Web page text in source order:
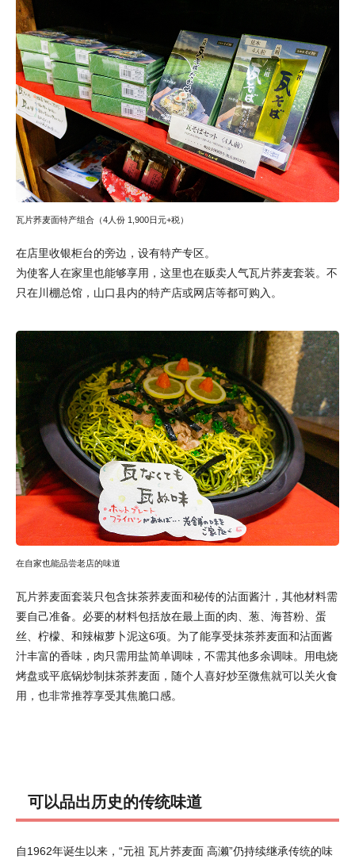
瓦片荞麦面特产组合（4人份 1,900日元+税）
在店里收银柜台的旁边，设有特产专区。
为使客人在家里也能够享用，这里也在贩卖人气瓦片荞麦套装。不
只在川棚总馆，山口县内的特产店或网店等都可购入。
在自家也能品尝老店的味道
瓦片荞麦面套装只包含抹茶荞麦面和秘传的沾面酱汁，其他材料需
要自己准备。必要的材料包括放在最上面的肉、葱、海苔粉、蛋
丝、柠檬、和辣椒萝卜泥这6项。为了能享受抹茶荞麦面和沾面酱
汁丰富的香味，肉只需用盐简单调味，不需其他多余调味。用电烧
烤盘或平底锅炒制抹茶荞麦面，随个人喜好炒至微焦就可以关火食
用，也非常推荐享受其焦脆口感。
可以品出历史的传统味道
自1962年诞生以来，“元祖 瓦片荞麦面 高濑”仍持续继承传统的味